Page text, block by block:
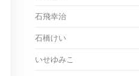
石飛幸治
石橋けい
いせゆみこ